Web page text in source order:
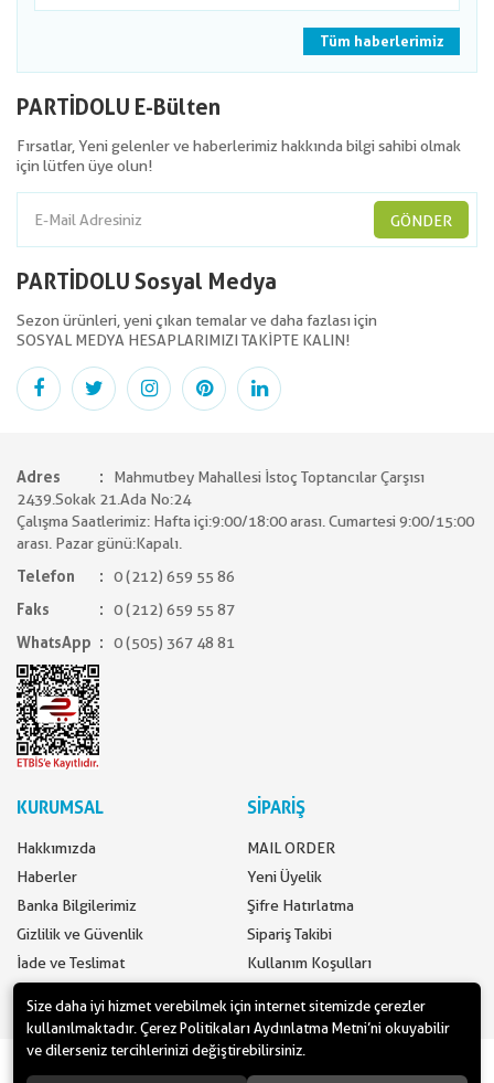
Tüm haberlerimiz
PARTİDOLU E-Bülten
Fırsatlar, Yeni gelenler ve haberlerimiz hakkında bilgi sahibi olmak
için lütfen üye olun!
GÖNDER
PARTİDOLU Sosyal Medya
Sezon ürünleri, yeni çıkan temalar ve daha fazlası için
SOSYAL MEDYA HESAPLARIMIZI TAKİPTE KALIN!
Adres
Mahmutbey Mahallesi İstoç Toptancılar Çarşısı
2439.Sokak 21.Ada No:24
Çalışma Saatlerimiz: Hafta içi:9:00/18:00 arası. Cumartesi 9:00/15:00
arası. Pazar günü:Kapalı.
Telefon
0 (212) 659 55 86
Faks
0 (212) 659 55 87
WhatsApp
0 (505) 367 48 81
KURUMSAL
Hakkımızda
Haberler
Banka Bilgilerimiz
Gizlilik ve Güvenlik
İade ve Teslimat
SİPARİŞ
MAIL ORDER
Yeni Üyelik
Şifre Hatırlatma
Sipariş Takibi
Kullanım Koşulları
www.yilbasimalzemeleri.com - www.partidolu.com bir Pandoli Parti
Size daha iyi hizmet verebilmek için internet sitemizde çerezler
kullanılmaktadır. Çerez Politikaları Aydınlatma Metni’ni okuyabilir
ve dilerseniz tercihlerinizi değiştirebilirsiniz.